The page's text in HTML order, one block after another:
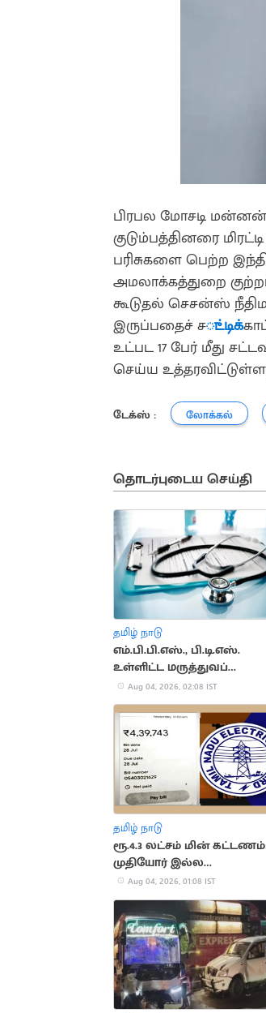
பிரபல மோசடி மன்னன்
குடும்பத்தினரை
பரிசுகளை பெற்ற
அமலாக்கத்துறை
கூடுதல் செசன்ஸ்
இருப்பதைச் சுட்டிக்
உட்பட 17 பேர் மீது
செய்ய
டேக்ஸ் : லோக்கல்
தொடர்புடைய செய்தி
தமிழ் நாடு
எம்.பி.பி.எஸ்., பி.டி.எஸ்.
உள்ளிட்ட மருத்துவப்
படிப்புகளுக்கு இன்று
கலந்தாய்வு
Aug 04, 2026, 02:08 IST
தமிழ் நாடு
ரூ.4.3 லட்சம் மின்
முதியோர் இல்ல
நிர்வாகிகளுக்கு அதிர்ச்சி
Aug 04, 2026, 01:08 IST